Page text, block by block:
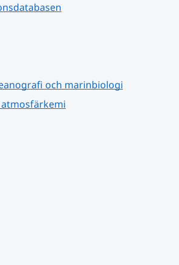
och marinbiologi